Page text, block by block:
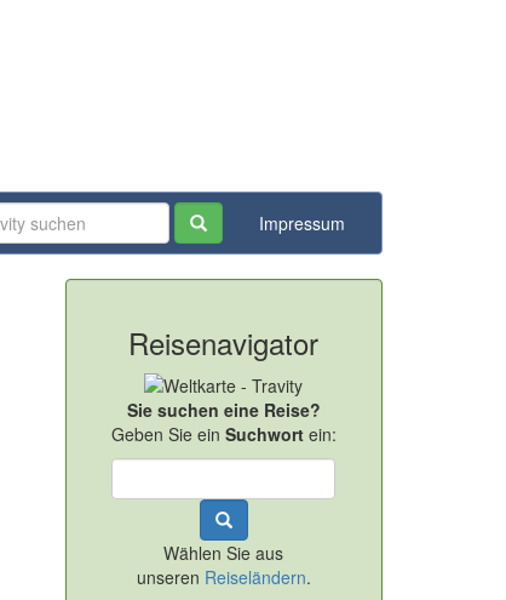
Impressum
Reisenavigator
Sie suchen eine Reise?
Geben Sie ein Suchwortein:
Wählen Sie aus
unseren Reiseländern.